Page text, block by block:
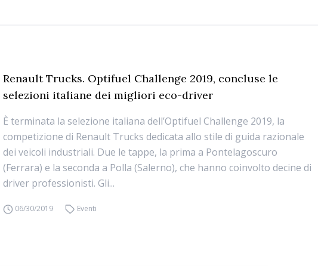
Renault Trucks. Optifuel Challenge 2019, concluse le
selezioni italiane dei migliori eco-driver
È terminata la selezione italiana dell’Optifuel Challenge 2019, la
competizione di Renault Trucks dedicata allo stile di guida razionale
dei veicoli industriali. Due le tappe, la prima a Pontelagoscuro
(Ferrara) e la seconda a Polla (Salerno), che hanno coinvolto decine di
driver professionisti. Gli...
06/30/2019 Eventi